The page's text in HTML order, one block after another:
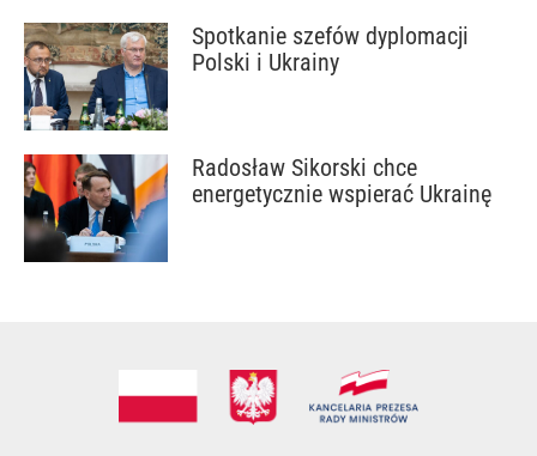
Spotkanie szefów dyplomacji
Polski i Ukrainy
Radosław Sikorski chce
energetycznie wspierać Ukrainę